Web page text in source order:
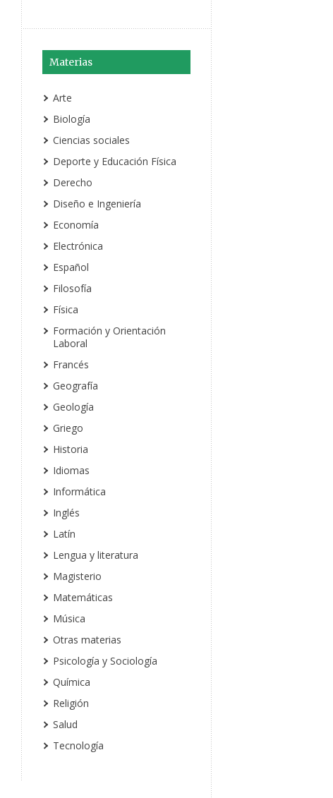
Materias
Arte
Biología
Ciencias sociales
Deporte y Educación Física
Derecho
Diseño e Ingeniería
Economía
Electrónica
Español
Filosofía
Física
Formación y Orientación
Laboral
Francés
Geografía
Geología
Griego
Historia
Idiomas
Informática
Inglés
Latín
Lengua y literatura
Magisterio
Matemáticas
Música
Otras materias
Psicología y Sociología
Química
Religión
Salud
Tecnología